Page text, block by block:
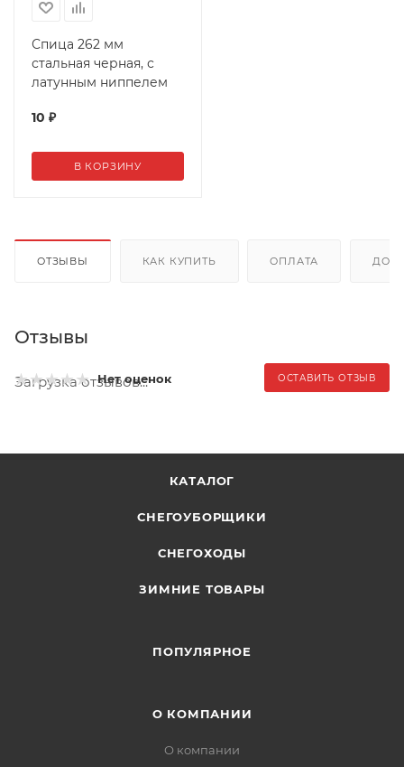
Спица 262 мм
стальная черная, с
латунным ниппелем
10 ₽
В КОРЗИНУ
ОТЗЫВЫ КАК КУПИТЬ ОПЛАТА
Отзывы
Нет оценок ОСТАВИТЬ ОТЗЫВ
Загрузка отзывов...
КАТАЛОГ
СНЕГОУБОРЩИКИ
СНЕГОХОДЫ
ЗИМНИЕ ТОВАРЫ
ПОПУЛЯРНОЕ
О КОМПАНИИ
О компании